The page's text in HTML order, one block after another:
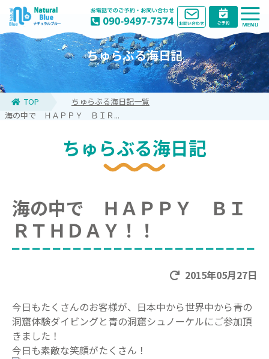
ちゅらぶる海日記
TOP
ちゅらぶる海日記一覧
海の中で ＨＡＰＰＹ ＢＩＲ...
ちゅらぶる海日記
海の中で ＨＡＰＰＹ ＢＩ
ＲＴＨＤＡＹ！！
2015年05月27日
今日もたくさんのお客様が、日本中から世界中から青の
洞窟体験ダイビングと青の洞窟シュノーケルにご参加頂
きました！
今日も素敵な笑顔がたくさん！